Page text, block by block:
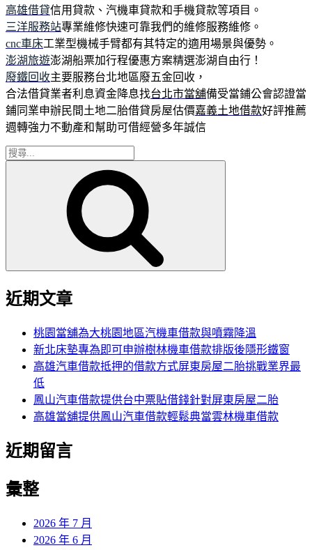
高雄借貸信用貸款、汽機車貸款和手機貸款等項目。
三洋服務站專業維修快速可靠我們的維修服務維修。
cnc車床工業型機械手臂都有其特定的適用場景與優勢。
澎湖旅遊澎湖船票加行程優惠方案精選澎湖自由行！
廢鐵回收主要服務台北地區廢五金回收，
合法借貸業者利息資金降息找台北市當舖備受當鋪公會認證當
鋪同業申辦民間土地二胎借貸房屋估價嘉義土地借款好評推薦
週轉強力不動產和幫助可借經營多年誠信
搜
近期文章
桃園當舖為大桃園地區汽機車借款與噴霧降溫
新北床墊專為即可申辦樹林機車借款排版後隱形鐵窗
高雄汽車借款抵押的借款方式屏東房屋二胎挑戰業界最
低
鳳山汽車借款提供台中票貼借錢針對屏東房屋二胎
高雄當舖提供鳳山汽車借款輕鬆典當雲林機車借款
近期留言
彙整
2026 年 7 月
2026 年 6 月